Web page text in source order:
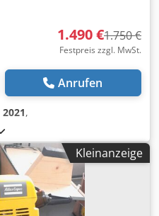
1.490 €1.750 €
Festpreis zzgl. MwSt.
Anrufen
2021,
Kleinanzeige